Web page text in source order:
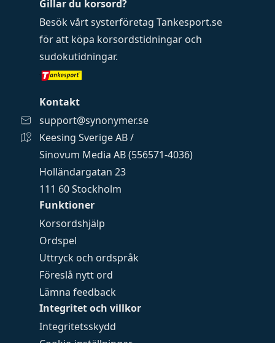
Funktioner
Korsordshjälp
Ordspel
Uttryck och ordspråk
Föreslå nytt ord
Lämna feedback
Integritet och villkor
Integritetsskydd
Gillar du korsord?
Besök vårt systerföretag Tankesport.se
för att köpa korsordstidningar och
sudokutidningar.
Kontakt
support@synonymer.se
Keesing Sverige AB /
Sinovum Media AB (556571-4036)
Holländargatan 23
111 60 Stockholm